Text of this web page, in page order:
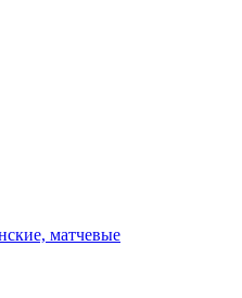
матчевые